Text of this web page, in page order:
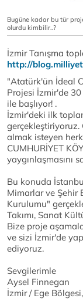
Bugüne kadar bu tür
olurdu kimbilir..?
İzmir Tanışma
http://
"Atatürk'ün İdeal
Projesi İzmir'de
ile başlıyor! .
İzmir'deki ilk
gerçekleştiriyoruz.
almak isteyen
CUMHURİYET
yaygınlaşmasını
Bu konuda
Mimarlar ve Şehir
Kurulumu"
Takımı, Sanat
Bize proje
ve sizi İzmir'de
ediyoruz.
Sevgilerimle
Aysel Finnegan
İzmir / Ege Bölgesi,